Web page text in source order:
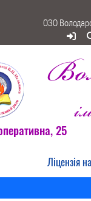
ОЗО
25
Ліцензія